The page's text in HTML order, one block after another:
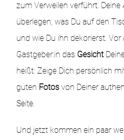
zum Verweilen verführt. Deine
überlegen, was Du auf den
und wie Du ihn dekorierst. Vor
Gastgeber:in das Gesicht
heißt: Zeige Dich persönlich
guten Fotos von Deiner
Seite.
Und jetzt kommen ein paar